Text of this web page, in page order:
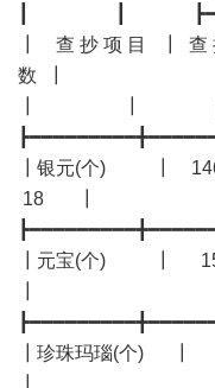
┃ ┃
┃ 查 抄 项 目
数 ┃
┃ ┃ ┃ 上
┃银元(个) ┃
18 ┃
┃元宝(个)
┃珍珠玛瑙